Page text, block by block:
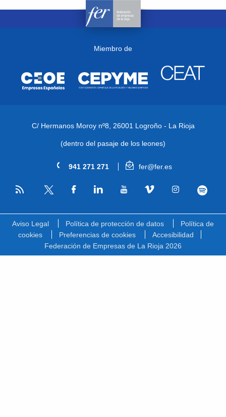
Miembro de
C/ Hermanos Moroy nº8, 26001 Logroño - La Rioja
(dentro del pasaje de los leones)
941 271 271 fer@fer.es
RSS
Aviso Legal Política de protección de datos
Política de
cookies
Preferencias de cookies
Accesibilidad
Federación de Empresas de La Rioja 2026